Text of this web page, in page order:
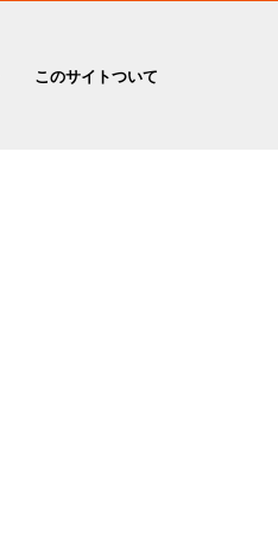
このサイトついて